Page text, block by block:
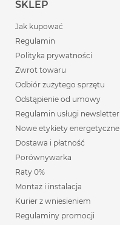
SKLEP
Jak kupować
Regulamin
Polityka prywatności
Zwrot towaru
Odbiór zużytego sprzętu
Odstąpienie od umowy
Regulamin usługi newsletter
Nowe etykiety energetyczne
Dostawa i płatność
Porównywarka
Raty 0%
Montaż i instalacja
Kurier z wniesieniem
Regulaminy promocji